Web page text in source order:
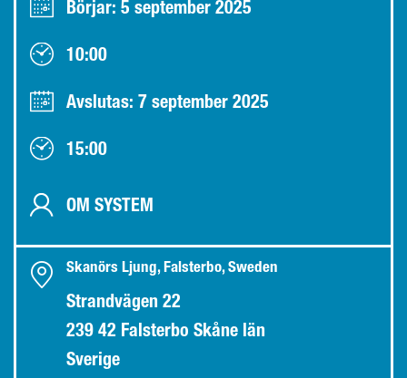
Börjar: 5 september 2025
10:00
Avslutas: 7 september 2025
15:00
OM SYSTEM
Skanörs Ljung, Falsterbo, Sweden
Strandvägen 22
239 42 Falsterbo Skåne län
Sverige